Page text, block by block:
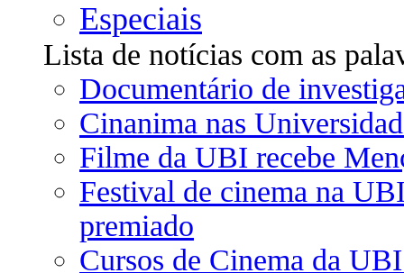
Especiais
Lista de notícias com as
Documentário de
Cinanima nas
Filme da UBI recebe
Festival de cinema na
premiado
Cursos de Cinema da